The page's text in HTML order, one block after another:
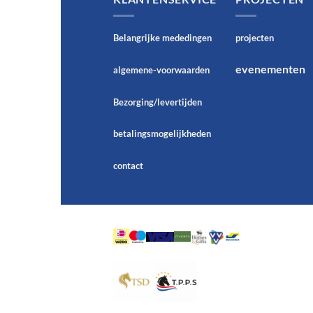
Belangrijke mededingen
algemene-voorwaarden
Bezorging/levertijden
betalingsmogelijkheden
contact
projecten
evenementen